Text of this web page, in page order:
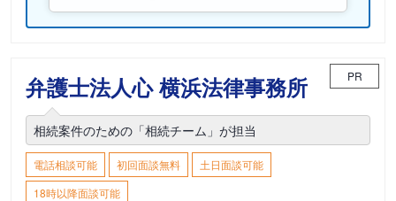
弁護士法人心 横浜法律事務所 PR
相続案件のための「相続チーム」が担当
電話相談可能 初回面談無料
土日面談可能
18時以降面談可能